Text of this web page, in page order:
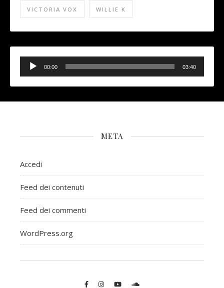
VICTORIA VOX WILLIE K
Audio
Player
00:00 03:40
META
Accedi
Feed dei contenuti
Feed dei commenti
WordPress.org